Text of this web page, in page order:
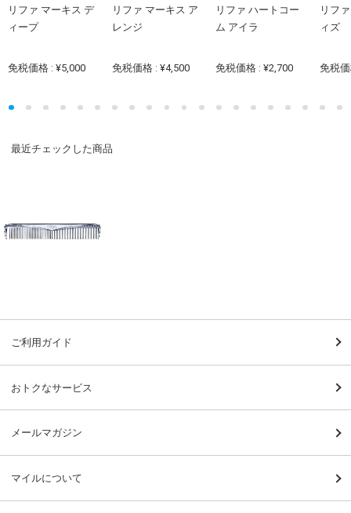
リファ マーキス デ
ィープ
免税価格 : ¥5,000
リファ マーキス ア
レンジ
免税価格 : ¥4,500
リファ ハートコー
ム アイラ
免税価格 : ¥2,700
リフ
ィズ
免税
最近チェックした商品
ご利用ガイド
おトクなサービス
メールマガジン
マイルについて